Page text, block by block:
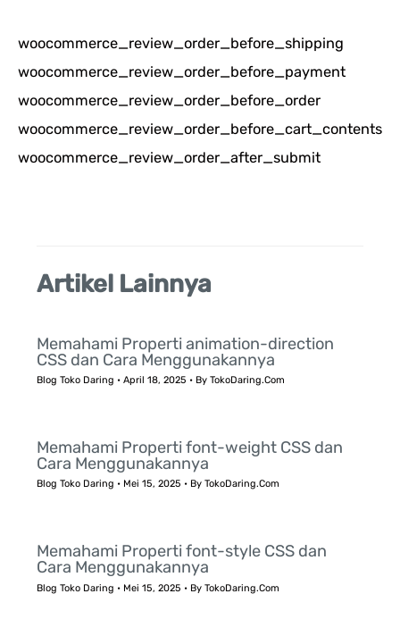
i
u
n
t
u
woocommerce_review_order_before_shipping
woocommerce_review_order_before_payment
woocommerce_review_order_before_order
woocommerce_review_order_before_cart_contents
woocommerce_review_order_after_submit
Artikel Lainnya
Memahami Properti animation-direction
CSS dan Cara Menggunakannya
Blog Toko Daring •April 18, 2025 • ByTokoDaring.Com
Memahami Properti font-weight CSS dan
Cara Menggunakannya
Blog Toko Daring • Mei 15, 2025 • ByTokoDaring.Com
Memahami Properti font-style CSS dan
Cara Menggunakannya
Blog Toko Daring • Mei 15, 2025 • ByTokoDaring.Com